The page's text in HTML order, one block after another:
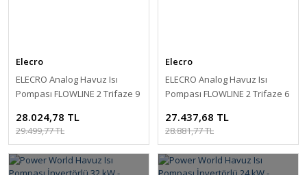
Elecro
ELECRO Analog Havuz Isı
Pompası FLOWLINE 2 Trifaze 9
28.024,78 TL
29.499,77 TL
Elecro
ELECRO Analog Havuz Isı
Pompası FLOWLINE 2 Trifaze 6
27.437,68 TL
28.881,77 TL